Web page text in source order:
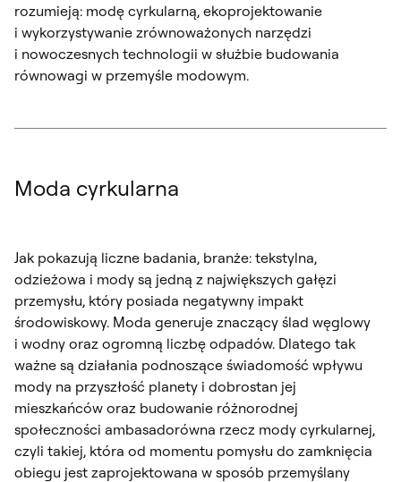
rozumieją: modę cyrkularną, ekoprojektowanie
i wykorzystywanie zrównoważonych narzędzi
i nowoczesnych technologii w służbie budowania
równowagi w przemyśle modowym.
Moda cyrkularna
Jak pokazują liczne badania, branże: tekstylna,
odzieżowa i mody są jedną z największych gałęzi
przemysłu, który posiada negatywny impakt
środowiskowy. Moda generuje znaczący ślad węglowy
i wodny oraz ogromną liczbę odpadów. Dlatego tak
ważne są działania podnoszące świadomość wpływu
mody na przyszłość planety i dobrostan jej
mieszkańców oraz budowanie różnorodnej
społeczności ambasadorówna rzecz mody cyrkularnej,
czyli takiej, która od momentu pomysłu do zamknięcia
obiegu jest zaprojektowana w sposób przemyślany